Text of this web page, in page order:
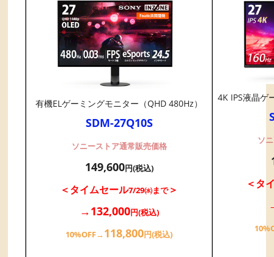
有機ELゲーミングモニター（QHD 480Hz）
SDM-27Q10S
ソニーストア通常販売価格
149,600円(税込)
＜タイムセール7/29㈬まで＞
→132,000円(税込)
10%OFF→118,800円(税込)
4K IPS液晶ゲ
ソ
＜タ